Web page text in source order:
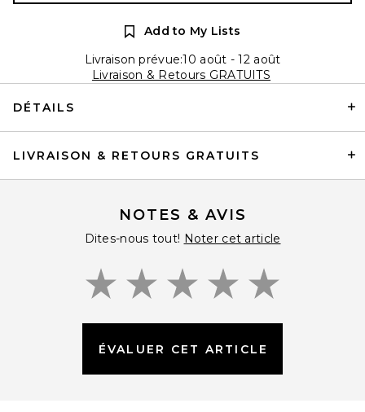
Add to My Lists
Livraison prévue:10 août - 12 août
Livraison & Retours GRATUITS
DÉTAILS
LIVRAISON & RETOURS GRATUITS
NOTES & AVIS
Dites-nous tout! Noter cet article
ÉVALUER CET ARTICLE